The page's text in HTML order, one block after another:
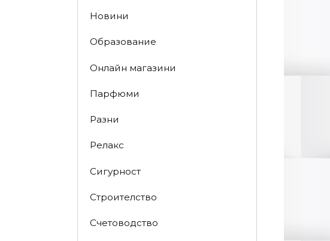
Новини
Образование
Онлайн магазини
Парфюми
Разни
Релакс
Сигурност
Строителство
Счетоводство